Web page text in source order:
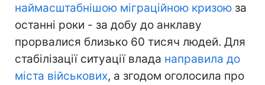
наймасштабнішою міграційною кризою за
останні роки - за добу до анклаву
прорвалися близько 60 тисяч людей. Для
стабілізації ситуації влада направила до
міста військових, а згодом оголосила про